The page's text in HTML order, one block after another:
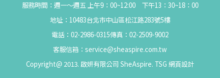
服務時間：週一～週五 上午9：00~12:00 下午13：30~18：00
地址：10483台北市中山區松江路283號5樓
電話：02-2986-0315傳真：02-2509-9002
客服信箱： service@sheaspire.com.tw
Copyright@ 2013. 啟妍有限公司 SheAspire. TSG 網頁設計